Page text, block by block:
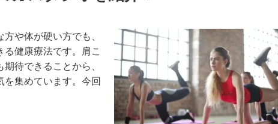
や体が硬い方でも、
健康療法です。肩こ
待できることから、
集めています。今回